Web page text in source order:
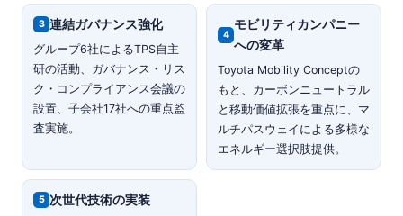
3 連結ガバナンス強化
グループ6社によるTPS自主
研の活動、ガバナンス・リス
ク・コンプライアンス会議の
設置、子会社17社への重点監
査実施。
4
モビリティカンパニー
への変革
Toyota Mobility Conceptの
もと、カーボンニュートラル
と移動価値拡張を重点に、マ
ルチパスウェイによる多様な
エネルギー選択肢提供。
5 次世代技術の実装